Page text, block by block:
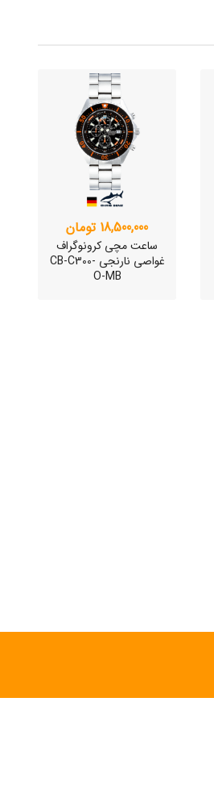
18,500,000 تومان
ساعت مچی کرونوگراف
غواصی نارنجی CB-C300-
O-MB